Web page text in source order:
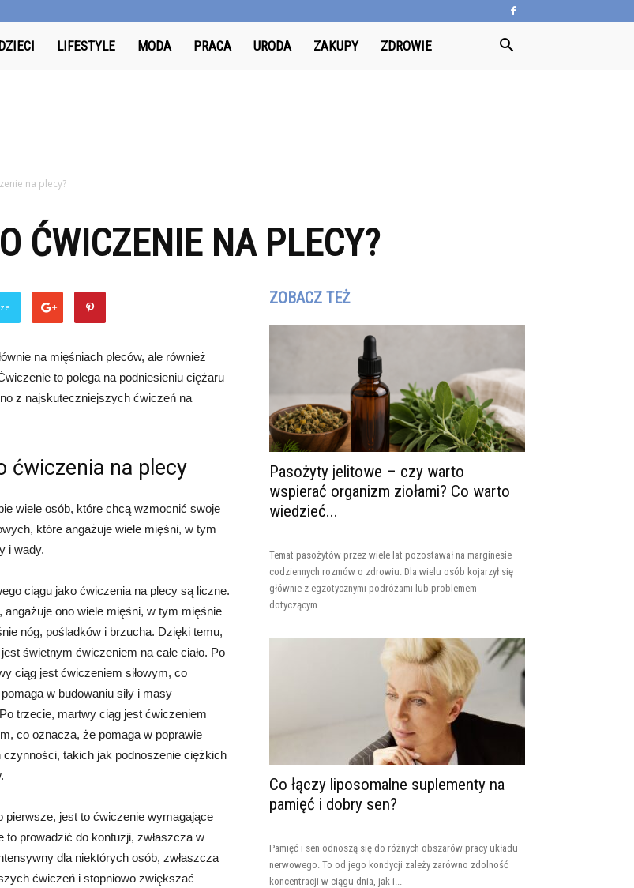
LIFESTYLE MODA PRACA URODA ZAKUPY ZDROWIE
na plecy?
ĆWICZENIE NA PLECY?
na mięśniach pleców, ale również
to polega na podniesieniu ciężaru
z najskuteczniejszych ćwiczeń na
ćwiczenia na plecy
wiele osób, które chcą wzmocnić swoje
które angażuje wiele mięśni, w tym
i wady.
ciągu jako ćwiczenia na plecy są liczne.
angażuje ono wiele mięśni, w tym mięśnie
nóg, pośladków i brzucha. Dzięki temu,
świetnym ćwiczeniem na całe ciało. Po
ciąg jest ćwiczeniem siłowym, co
w budowaniu siły i masy
trzecie, martwy ciąg jest ćwiczeniem
co oznacza, że pomaga w poprawie
czynności, takich jak podnoszenie ciężkich
jest to ćwiczenie wymagające
to prowadzić do kontuzji, zwłaszcza w
dla niektórych osób, zwłaszcza
ćwiczeń i stopniowo zwiększać
ZOBACZ TEŻ
Pasożyty jelitowe – czy warto
wspierać organizm ziołami? Co warto
wiedzieć...
Temat pasożytów przez wiele lat pozostawał na marginesie
codziennych rozmów o zdrowiu. Dla wielu osób kojarzył się
głównie z egzotycznymi podróżami lub problemem
dotyczącym...
Co łączy liposomalne suplementy na
pamięć i dobry sen?
Pamięć i sen odnoszą się do różnych obszarów pracy układu
nerwowego. To od jego kondycji zależy zarówno zdolność
koncentracji w ciągu dnia, jak i...